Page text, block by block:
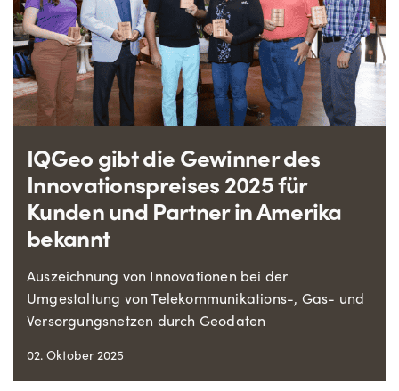
IQGeo gibt die Gewinner des
Innovationspreises 2025 für
Kunden und Partner in Amerika
bekannt
Auszeichnung von Innovationen bei der
Umgestaltung von Telekommunikations-, Gas- und
Versorgungsnetzen durch Geodaten
02. Oktober 2025